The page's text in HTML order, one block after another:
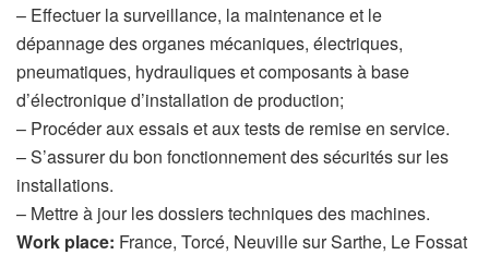
– Effectuer la surveillance, la maintenance et le
dépannage des organes mécaniques, électriques,
pneumatiques, hydrauliques et composants à base
d’électronique d’installation de production;
– Procéder aux essais et aux tests de remise en service.
– S’assurer du bon fonctionnement des sécurités sur les
installations.
– Mettre à jour les dossiers techniques des machines.
Work place: France, Torcé, Neuville sur Sarthe, Le Fossat